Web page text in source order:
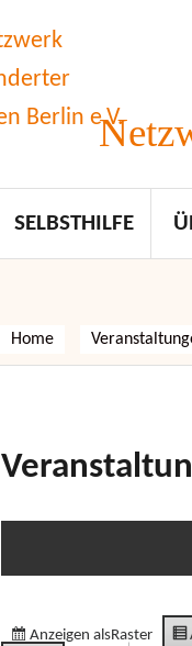
SELBSTHILFE
Home
Anzeigen alsRaster